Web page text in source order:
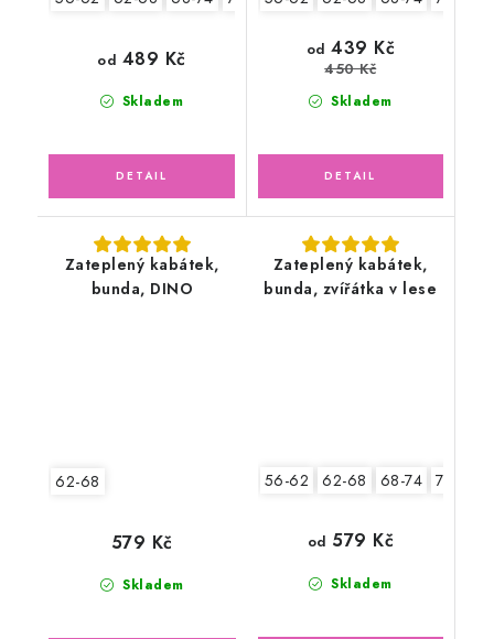
Skladem
od 489 Kč
Skladem
od 439 Kč
450 Kč
Zateplený kabátek,
bunda, DINO
62-68
Skladem
579 Kč
Zateplený kabátek,
bunda, zvířátka v lese
56-62 62-68 68-74 74-80
Skladem
od 579 Kč